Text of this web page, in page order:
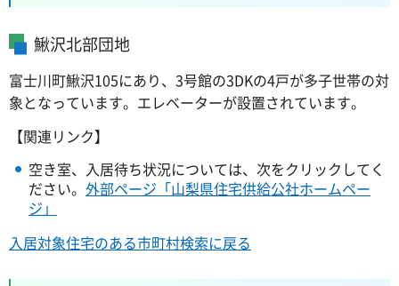
鰍沢北部団地
富士川町鰍沢105にあり、3号館の3DKの4戸が多子世帯の対
象となっています。エレベーターが設置されています。
【関連リンク】
空き室、入居待ち状況については、次をクリックしてく
ださい。 外部ページ「山梨県住宅供給公社ホームペー
ジ」
入居対象住宅のある市町村検索に戻る